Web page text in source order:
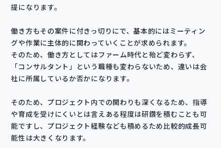
提になります。
働き方もその案件に付きっ切りにで、基本的にはミーティン
グや作業に主体的に関わっていくことが求められます。
そのため、働き方としてはファーム時代と殆ど変わらず、
「コンサルタント」という職種も変わらないため、違いは会
社に所属しているか否かになります。
そのため、プロジェクト内での関わりも深くなるため、指導
や育成を受けにくいとは言えある程度は研鑽を積むことも可
能ですし、プロジェクト経験なども積めるため比較的成長可
能性は大きくなります。